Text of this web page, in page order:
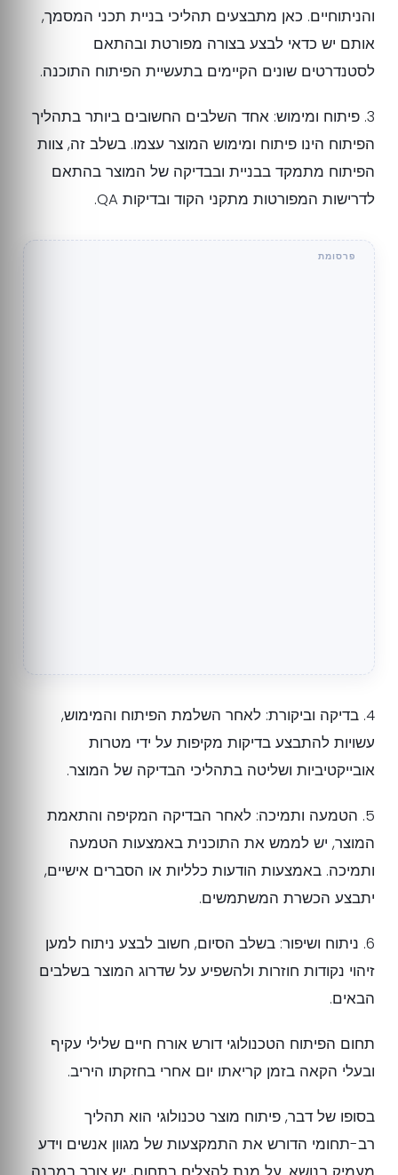
והניתוחיים. כאן מתבצעים תהליכי בניית תכני המסמך,
אותם יש כדאי לבצע בצורה מפורטת ובהתאם
לסטנדרטים שונים הקיימים בתעשיית הפיתוח התוכנה.
3. פיתוח ומימוש: אחד השלבים החשובים ביותר בתהליך
הפיתוח הינו פיתוח ומימוש המוצר עצמו. בשלב זה, צוות
הפיתוח מתמקד בבניית ובבדיקה של המוצר בהתאם
לדרישות המפורטות מתקני הקוד ובדיקות QA.
4. בדיקה וביקורת: לאחר השלמת הפיתוח והמימוש,
עשויות להתבצע בדיקות מקיפות על ידי מטרות
אובייקטיביות ושליטה בתהליכי הבדיקה של המוצר.
5. הטמעה ותמיכה: לאחר הבדיקה המקיפה והתאמת
המוצר, יש לממש את התוכנית באמצעות הטמעה
ותמיכה. באמצעות הודעות כלליות או הסברים אישיים,
יתבצע הכשרת המשתמשים.
6. ניתוח ושיפור: בשלב הסיום, חשוב לבצע ניתוח למען
זיהוי נקודות חוזרות ולהשפיע על שדרוג המוצר בשלבים
הבאים.
תחום הפיתוח הטכנולוגי דורש אורח חיים שלילי עקיף
ובעלי הקאה בזמן קריאתו יום אחרי בחזקתו היריב.
בסופו של דבר, פיתוח מוצר טכנולוגי הוא תהליך
רב-תחומי הדורש את התמקצעות של מגוון אנשים וידע